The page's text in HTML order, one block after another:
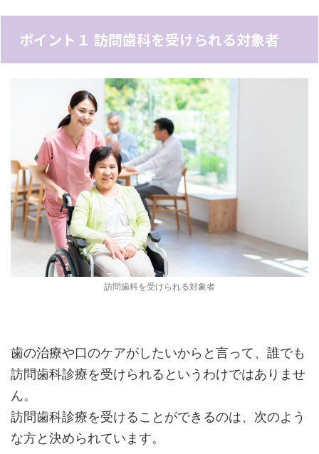
ポイント１ 訪問歯科を受けられる対象者
訪問歯科を受けられる対象者
歯の治療や口のケアがしたいからと言って、誰でも
訪問歯科診療を受けられるというわけではありませ
ん。
訪問歯科診療を受けることができるのは、次のよう
な方と決められています。